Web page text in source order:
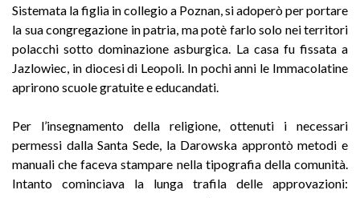
Sistemata la figlia in collegio a Poznan, si adoperò per portare
la sua congregazione in patria, ma potè farlo solo nei territori
polacchi sotto dominazione asburgica. La casa fu fissata a
Jazlowiec, in diocesi di Leopoli. In pochi anni le Immacolatine
aprirono scuole gratuite e educandati.
Per l’insegnamento della religione, ottenuti i necessari
permessi dalla Santa Sede, la Darowska approntò metodi e
manuali che faceva stampare nella tipografia della comunità.
Intanto cominciava la lunga trafila delle approvazioni: